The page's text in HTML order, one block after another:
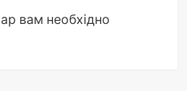
вам необхідно